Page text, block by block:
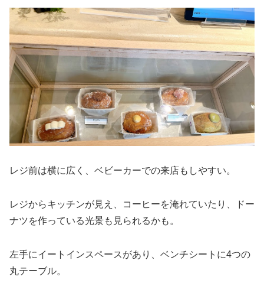
レジ前は横に広く、ベビーカーでの来店もしやすい。
レジからキッチンが見え、コーヒーを淹れていたり、ドー
ナツを作っている光景も見られるかも。
左手にイートインスペースがあり、ベンチシートに4つの
丸テーブル。